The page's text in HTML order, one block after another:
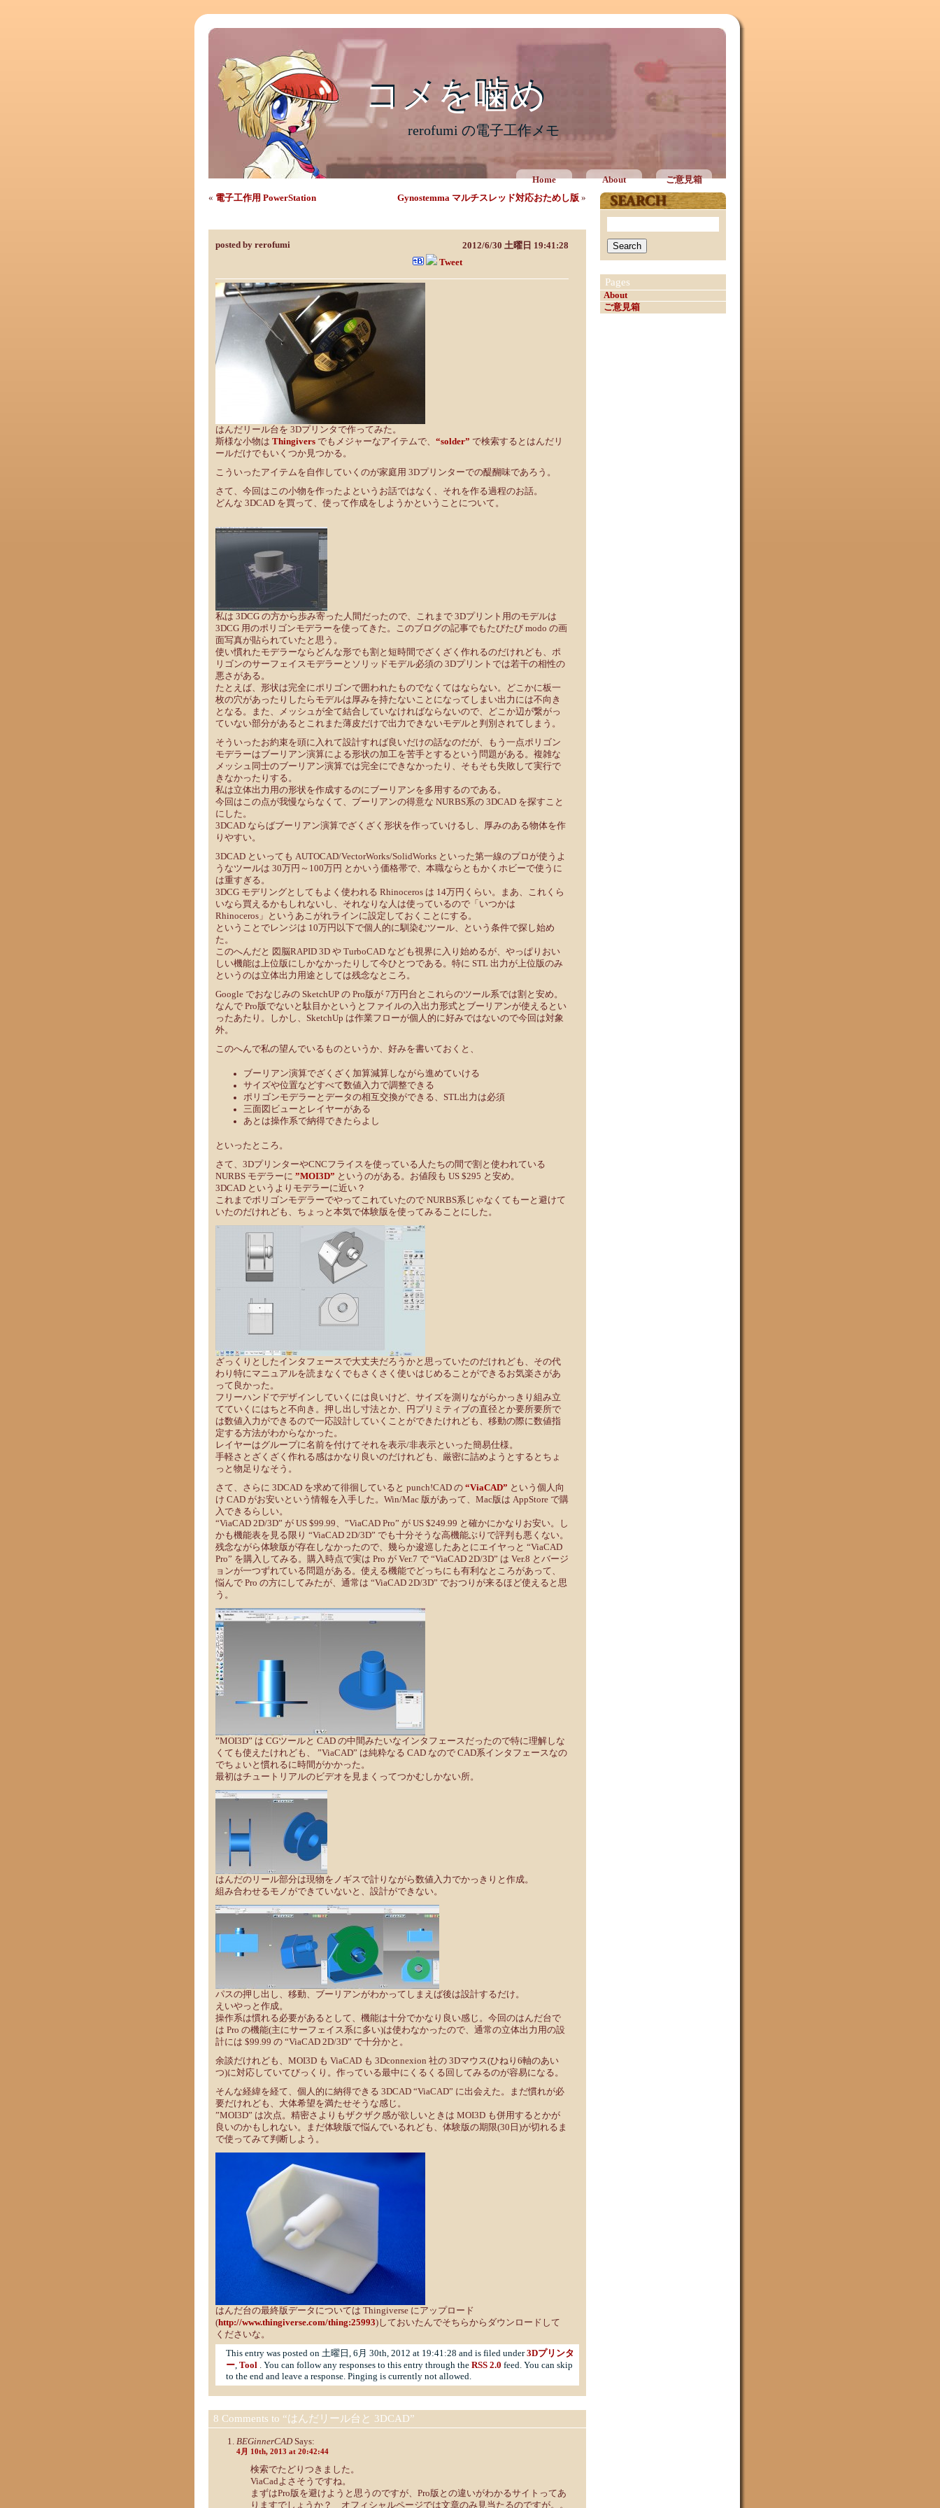
コメを噛め
コメを噛め
rerofumi の電子工作メモ
Home About
ご意見箱
« 電子工作用 PowerStation Gynostemma マルチスレッド対応おためし版 »
posted by rerofumi
2012/6/30 土曜日 19:41:28
Tweet
はんだリール台を 3Dプリンタで作ってみた。
斯様な小物は Thingivers でもメジャーなアイテムで、 “solder” で検索するとはんだリ
ールだけでもいくつか見つかる。
こういったアイテムを自作していくのが家庭用 3Dプリンターでの醍醐味であろう。
さて、今回はこの小物を作ったよというお話ではなく、それを作る過程のお話。
どんな 3DCAD を買って、使って作成をしようかということについて。
私は 3DCG の方から歩み寄った人間だったので、これまで 3Dプリント用のモデルは
3DCG 用のポリゴンモデラーを使ってきた。このブログの記事でもたびたび modo の画
面写真が貼られていたと思う。
使い慣れたモデラーならどんな形でも割と短時間でざくざく作れるのだけれども、ポ
リゴンのサーフェイスモデラーとソリッドモデル必須の 3Dプリントでは若干の相性の
悪さがある。
たとえば、形状は完全にポリゴンで囲われたものでなくてはならない。どこかに板一
枚の穴があったりしたらモデルは厚みを持たないことになってしまい出力には不向き
となる。また、メッシュが全て結合していなければならないので、どこか辺が繋がっ
ていない部分があるとこれまた薄皮だけで出力できないモデルと判別されてしまう。
そういったお約束を頭に入れて設計すれば良いだけの話なのだが、もう一点ポリゴン
モデラーはブーリアン演算による形状の加工を苦手とするという問題がある。複雑な
メッシュ同士のブーリアン演算では完全にできなかったり、そもそも失敗して実行で
きなかったりする。
私は立体出力用の形状を作成するのにブーリアンを多用するのである。
今回はこの点が我慢ならなくて、ブーリアンの得意な NURBS系の 3DCAD を探すこと
にした。
3DCAD ならばブーリアン演算でざくざく形状を作っていけるし、厚みのある物体を作
りやすい。
3DCAD といっても AUTOCAD/VectorWorks/SolidWorks といった第一線のプロが使うよ
うなツールは 30万円～100万円 とかいう価格帯で、本職ならともかくホビーで使うに
は重すぎる。
3DCG モデリングとしてもよく使われる Rhinoceros は 14万円くらい。まあ、これくら
いなら買えるかもしれないし、それなりな人は使っているので「いつかは
Rhinoceros」というあこがれラインに設定しておくことにする。
ということでレンジは 10万円以下で個人的に馴染むツール、という条件で探し始め
た。
このへんだと 図脳RAPID 3D や TurboCAD なども視界に入り始めるが、やっぱりおい
しい機能は上位版にしかなかったりして今ひとつである。特に STL 出力が上位版のみ
というのは立体出力用途としては残念なところ。
Google でおなじみの SketchUP の Pro版が 7万円台とこれらのツール系では割と安め。
なんで Pro版でないと駄目かというとファイルの入出力形式とブーリアンが使えるとい
ったあたり。しかし、SketchUp は作業フローが個人的に好みではないので今回は対象
外。
このへんで私の望んでいるものというか、好みを書いておくと、
ブーリアン演算でざくざく加算減算しながら進めていける
サイズや位置などすべて数値入力で調整できる
ポリゴンモデラーとデータの相互交換ができる、STL出力は必須
三面図ビューとレイヤーがある
あとは操作系で納得できたらよし
といったところ。
さて、3DプリンターやCNCフライスを使っている人たちの間で割と使われている
NURBS モデラーに ”MOI3D” というのがある。お値段も US $295 と安め。
3DCAD というよりモデラーに近い？
これまでポリゴンモデラーでやってこれていたので NURBS系じゃなくてもーと避けて
いたのだけれども、ちょっと本気で体験版を使ってみることにした。
ざっくりとしたインタフェースで大丈夫だろうかと思っていたのだけれども、その代
わり特にマニュアルを読まなくでもさくさく使いはじめることができるお気楽さがあ
って良かった。
フリーハンドでデザインしていくには良いけど、サイズを測りながらかっきり組み立
てていくにはちと不向き。押し出し寸法とか、円プリミティブの直径とか要所要所で
は数値入力ができるので一応設計していくことができたけれども、移動の際に数値指
定する方法がわからなかった。
レイヤーはグループに名前を付けてそれを表示/非表示といった簡易仕様。
手軽さとざくざく作れる感はかなり良いのだけれども、厳密に詰めようとするとちょ
っと物足りなそう。
さて、さらに 3DCAD を求めて徘徊していると punch!CAD の “ViaCAD” という個人向
け CAD がお安いという情報を入手した。Win/Mac 版があって、Mac版は AppStore で購
入できるらしい。
“ViaCAD 2D/3D” が US $99.99、”ViaCAD Pro” が US $249.99 と確かにかなりお安い。し
かも機能表を見る限り “ViaCAD 2D/3D” でも十分そうな高機能ぶりで評判も悪くない。
残念ながら体験版が存在しなかったので、幾らか逡巡したあとにエイヤっと “ViaCAD
Pro” を購入してみる。購入時点で実は Pro が Ver.7 で “ViaCAD 2D/3D” は Ver.8 とバージ
ョンが一つずれている問題がある。使える機能でどっちにも有利なところがあって、
悩んで Pro の方にしてみたが、通常は “ViaCAD 2D/3D” でおつりが来るほど使えると思
う。
”MOI3D” は CGツールと CAD の中間みたいなインタフェースだったので特に理解しな
くても使えたけれども、 ”ViaCAD” は純粋なる CAD なので CAD系インタフェースなの
でちょいと慣れるに時間がかかった。
最初はチュートリアルのビデオを見まくってつかむしかない所。
はんだのリール部分は現物をノギスで計りながら数値入力でかっきりと作成。
組み合わせるモノができていないと、設計ができない。
パスの押し出し、移動、ブーリアンがわかってしまえば後は設計するだけ。
えいやっと作成。
操作系は慣れる必要があるとして、機能は十分でかなり良い感じ。今回のはんだ台で
は Pro の機能(主にサーフェイス系に多い)は使わなかったので、通常の立体出力用の設
計には $99.99 の “ViaCAD 2D/3D” で十分かと。
余談だけれども、MOI3D も ViaCAD も 3Dconnexion 社の 3Dマウス(ひねり6軸のあい
つ)に対応していてびっくり。作っている最中にくるくる回してみるのが容易になる。
そんな経緯を経て、個人的に納得できる 3DCAD “ViaCAD” に出会えた。まだ慣れが必
要だけれども、大体希望を満たせそうな感じ。
”MOI3D” は次点。精密さよりもザクザク感が欲しいときは MOI3D も併用するとかが
良いのかもしれない。まだ体験版で悩んでいるれども、体験版の期限(30日)が切れるま
で使ってみて判断しよう。
はんだ台の最終版データについては Thingiverse にアップロード
(http://www.thingiverse.com/thing:25993)しておいたんでそちらからダウンロードして
くださいな。
This entry was posted on 土曜日, 6月 30th, 2012 at 19:41:28 and is filed under3Dプリンタ
ー Tool . You can follow any responses to this entry through the RSS 2.0 feed. You can skip
to the end and leave a response. Pinging is currently not allowed.
8 Comments to “はんだリール台と 3DCAD”
BEGinnerCADSays:
4月 10th, 2013 at 20:42:44
検索でたどりつきました。
ViaCadよさそうですね。
まずはPro版を避けようと思うのですが、Pro版との違いがわかるサイトってあ
りますでしょうか？ オフィシャルページでは文章のみ見当たるのですが。。
Pages
About
ご意見箱